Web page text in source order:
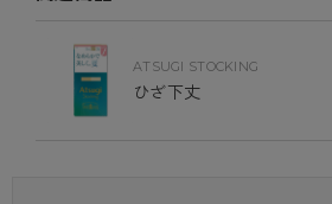
締め付け感を軽減することで快適なはき心地を
衣類がまとわりつきにくい静電気防止加工も施
つま先まで美しいヌードトウで、オープント
わせても。
ATSUGI STOCKING
ひざ下丈